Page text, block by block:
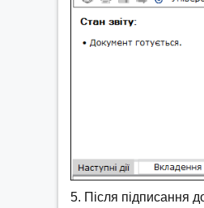
5. Після підписання